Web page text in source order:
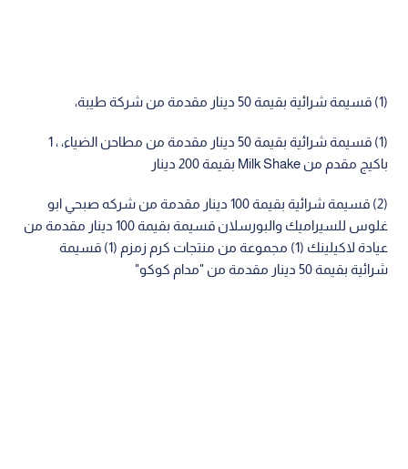
(1) قسيمة شرائية بقيمة 50 دينار مقدمة من شركة طيبة،
(1) قسيمة شرائية بقيمة 50 دينار مقدمة من مطاحن الضياء، ، 1
باكيج مقدم من Milk Shake بقيمة 200 دينار
(2) قسيمة شرائية بقيمة 100 دينار مقدمة من شركه صبحي ابو
غلوس للسيراميك والبورسلان قسيمة بقيمة 100 دينار مقدمة من
عيادة لاكيلينك (1) مجموعة من منتجات كرم زمزم (1) قسيمة
شرائية بقيمة 50 دينار مقدمة من "مدام كوكو"